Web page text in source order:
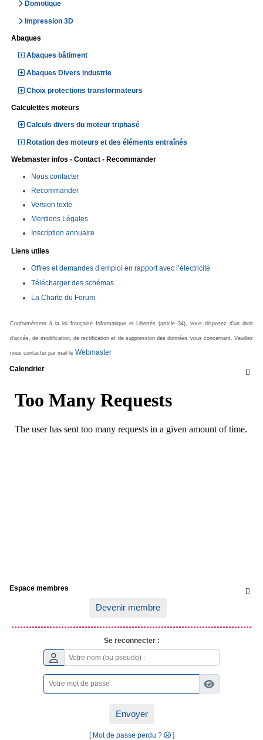
Domotique
Impression 3D
Abaques
Abaques bâtiment
Abaques Divers industrie
Choix protections transformateurs
Calculettes moteurs
Calculs divers du moteur triphasé
Rotation des moteurs et des éléments entraînés
Webmaster infos - Contact - Recommander
Nous contacter
Recommander
Version texte
Mentions Légales
Inscription annuaire
Liens utiles
Offres et demandes d’emploi en rapport avec l’électricité
Télécharger des schémas
La Charte du Forum
Conformément à la loi française Informatique et Libertés (article 34), vous disposez d'un droit
d'accès, de modification, de rectification et de suppression des données vous concernant. Veuillez
nous contacter par mail le Webmaster

Calendrier

Espace membres
Devenir membre
Se reconnecter :
Envoyer
[ Mot de passe perdu ? ]